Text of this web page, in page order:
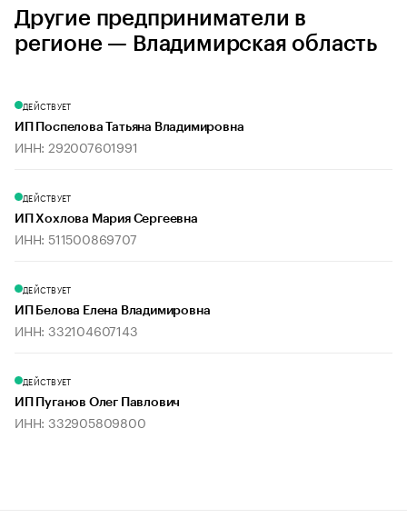
Другие предприниматели в
регионе — Владимирская область
ДЕЙСТВУЕТ
ИП Поспелова Татьяна Владимировна
ИНН: 292007601991
ДЕЙСТВУЕТ
ИП Хохлова Мария Сергеевна
ИНН: 511500869707
ДЕЙСТВУЕТ
ИП Белова Елена Владимировна
ИНН: 332104607143
ДЕЙСТВУЕТ
ИП Пуганов Олег Павлович
ИНН: 332905809800